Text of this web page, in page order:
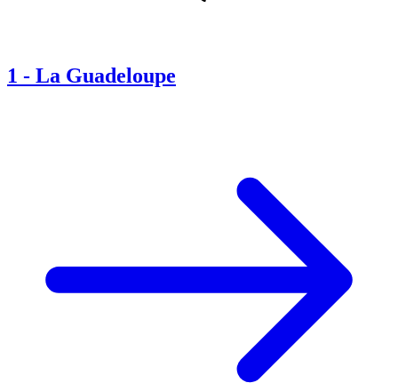
1 - La Guadeloupe